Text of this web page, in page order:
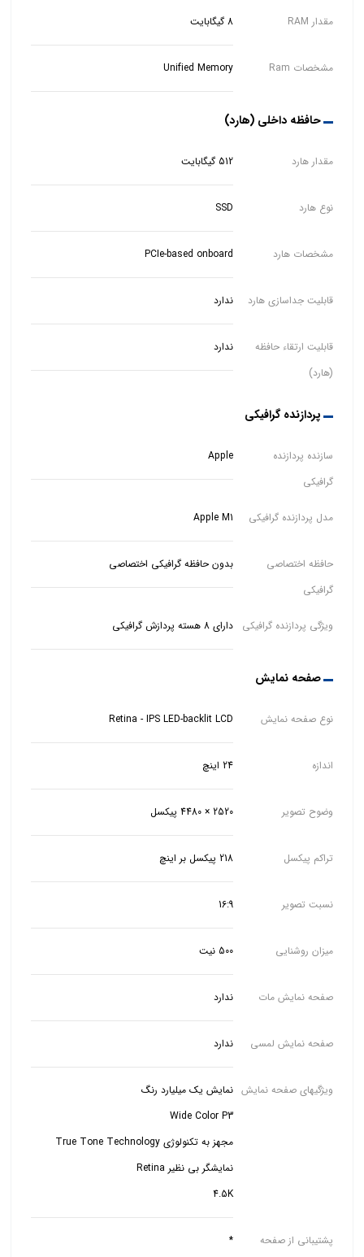
مقدار RAM 8 گیگابایت
مشخصات Ram Unified Memory
حافظه داخلی (هارد)
مقدار هارد 512 گیگابایت
نوع هارد SSD
مشخصات هارد PCIe-based onboard
قابلیت جداسازی هارد ندارد
قابلیت ارتقاء حافظه
(هارد)
ندارد
پردازنده گرافیکی
سازنده پردازنده
گرافیکی
Apple
مدل پردازنده گرافیکی Apple M1
حافظه اختصاصی
گرافیکی
بدون حافظه گرافیکی اختصاصی
ویژگی پردازنده گرافیکی دارای 8 هسته پردازش گرافیکی
صفحه نمایش
نوع صفحه نمایش Retina - IPS LED-backlit LCD
اندازه 24 اینچ
وضوح تصویر 2520 × 4480 پیکسل
تراکم پیکسل 218 پیکسل بر اینچ
نسبت تصویر 16:9
میزان روشنایی 500 نیت
صفحه نمایش مات ندارد
صفحه نمایش لمسی ندارد
ویژگیهای صفحه نمایش
نمایش یک میلیارد رنگ
Wide Color P3
نمایشگر بی نظیر Retina
4.5K
پشتیبانی از صفحه
*